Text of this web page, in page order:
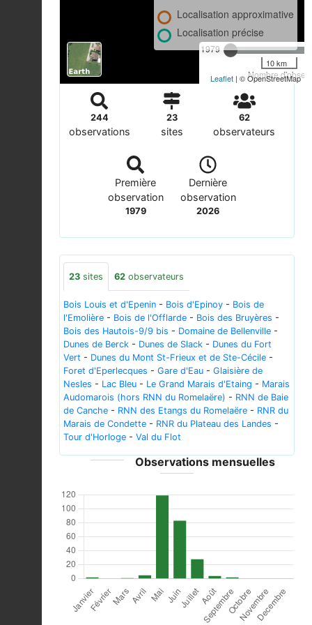
1979
Nombre
Localisation approximative
Localisation précise
10 km
Leaflet | © OpenStreetMap
244
observations
23
sites
62
observateurs
Première
observation
1979
Dernière
observation
2026
23 sites 62 observateurs
Bois Louis et d'Epenin - Bois d'Epinoy - Bois de
l'Emolière - Bois de l'Offlarde - Bois des Bruyères -
Bois des Hautois-9/9 bis - Domaine de Bellenville -
Dunes de Berck - Dunes de Slack - Dunes du Fort
Vert - Dunes du Mont St-Frieux et de Ste-Cécile -
Foret d'Eperlecques - Gare d'Eau - Glaisière de
Nesles - Lac Bleu - Le Grand Marais d'Etaing - Marais
Audomarois (hors RNN du Romelaëre) - RNN de Baie
de Canche - RNN des Etangs du Romelaëre - RNR du
Marais de Condette - RNR du Plateau des Landes -
Tour d'Horloge - Val du Flot
Observations mensuelles